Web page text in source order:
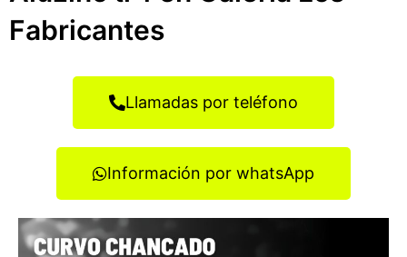
Fabricantes
Llamadas por teléfono
Información por whatsApp